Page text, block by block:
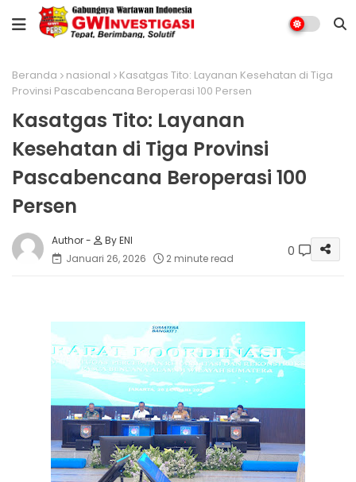
Beranda nasional
Kasatgas Tito: Layanan Kesehatan di Tiga
Provinsi Pascabencana Beroperasi 100 Persen
Kasatgas Tito: Layanan
Kesehatan di Tiga Provinsi
Pascabencana Beroperasi 100
Persen
By ENI
Januari 26, 2026
2 minute read 0